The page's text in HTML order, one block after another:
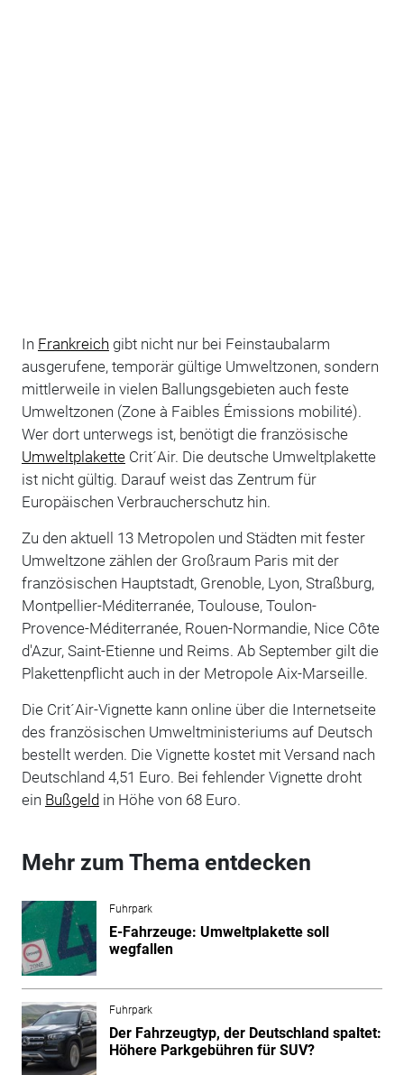
In Frankreich gibt nicht nur bei Feinstaubalarm
ausgerufene, temporär gültige Umweltzonen, sondern
mittlerweile in vielen Ballungsgebieten auch feste
Umweltzonen (Zone à Faibles Émissions mobilité).
Wer dort unterwegs ist, benötigt die französische
UmweltplaketteCrit´Air. Die deutsche Umweltplakette
ist nicht gültig. Darauf weist das Zentrum für
Europäischen Verbraucherschutz hin.
Zu den aktuell 13 Metropolen und Städten mit fester
Umweltzone zählen der Großraum Paris mit der
französischen Hauptstadt, Grenoble, Lyon, Straßburg,
Montpellier-Méditerranée, Toulouse, Toulon-
Provence-Méditerranée, Rouen-Normandie, Nice Côte
d'Azur, Saint-Etienne und Reims. Ab September gilt die
Plakettenpflicht auch in der Metropole Aix-Marseille.
Die Crit´Air-Vignette kann online über die Internetseite
des französischen Umweltministeriums auf Deutsch
bestellt werden. Die Vignette kostet mit Versand nach
Deutschland 4,51 Euro. Bei fehlender Vignette droht
ein Bußgeldin Höhe von 68 Euro.
Mehr zum Thema entdecken
Fuhrpark
E-Fahrzeuge: Umweltplakette soll
wegfallen
Fuhrpark
Der Fahrzeugtyp, der Deutschland spaltet:
Höhere Parkgebühren für SUV?